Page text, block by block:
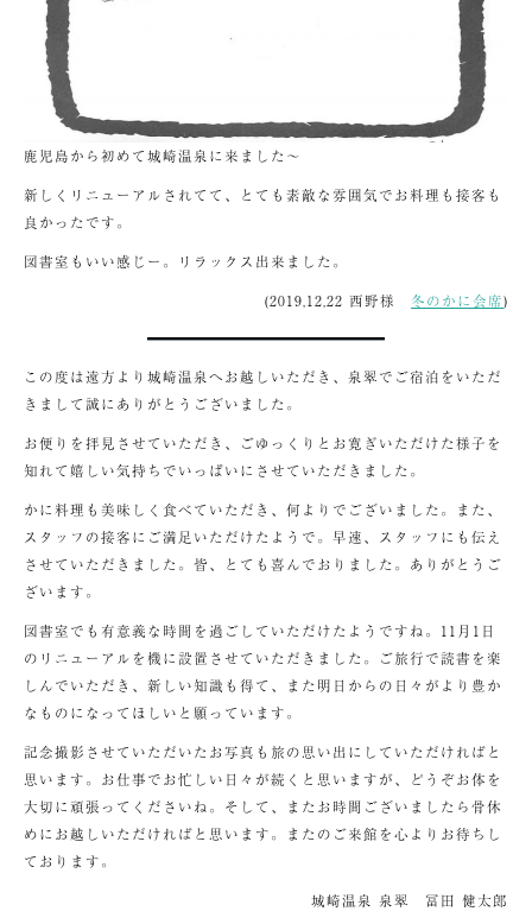
鹿児島から初めて城崎温泉に来ました〜
新しくリニューアルされてて、とても素敵な雰囲気でお料理も接客も
良かったです。
図書室もいい感じー。リラックス出来ました。
(2019,12,22 西野様 冬のかに会席)
この度は遠方より城崎温泉へお越しいただき、泉翠でご宿泊をいただ
きまして誠にありがとうございました。
お便りを拝見させていただき、ごゆっくりとお寛ぎいただけた様子を
知れて嬉しい気持ちでいっぱいにさせていただきました。
かに料理も美味しく食べていただき、何よりでございました。また、
スタッフの接客にご満足いただけたようで。早速、スタッフにも伝え
させていただきました。皆、とても喜んでおりました。ありがとうご
ざいます。
図書室でも有意義な時間を過ごしていただけたようですね。11月1日
のリニューアルを機に設置させていただきました。ご旅行で読書を楽
しんでいただき、新しい知識も得て、また明日からの日々がより豊か
なものになってほしいと願っています。
記念撮影させていただいたお写真も旅の思い出にしていただければと
思います。お仕事でお忙しい日々が続くと思いますが、どうぞお体を
大切に頑張ってくださいね。そして、またお時間ございましたら骨休
めにお越しいただければと思います。またのご来館を心よりお待ちし
ております。
城崎温泉 泉翠 冨田 健太郎